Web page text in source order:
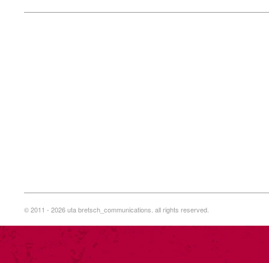
© 2011 - 2026 uta bretsch_communications. all rights reserved.